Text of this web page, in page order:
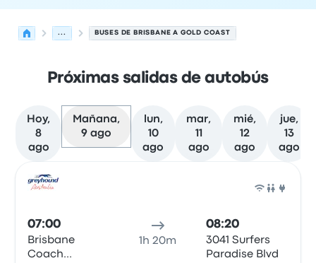
... BUSES DE BRISBANE A GOLD COAST
Próximas salidas de autobús
Hoy,
8
ago
Mañana,
9 ago
lun,
10
ago
mar,
11
ago
mié,
12
ago
jue,
13
ago
07:00
Brisbane
Coach
1h 20m
08:20
3041 Surfers
Paradise Blvd